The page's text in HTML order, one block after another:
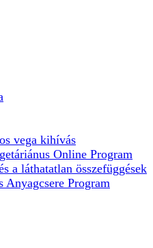
vega kihívás
Online Program
a láthatatlan összefüggések
Anyagcsere Program